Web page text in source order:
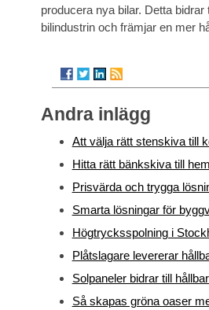
producera nya bilar. Detta
bilindustrin och främjar en mer
Andra inlägg
Att välja rätt stenskiva till
Hitta rätt bänkskiva till
Prisvärda och trygga
Smarta lösningar för
Högtrycksspolning i
Plåtslagare levererar
Solpaneler bidrar till
Så skapas gröna oaser